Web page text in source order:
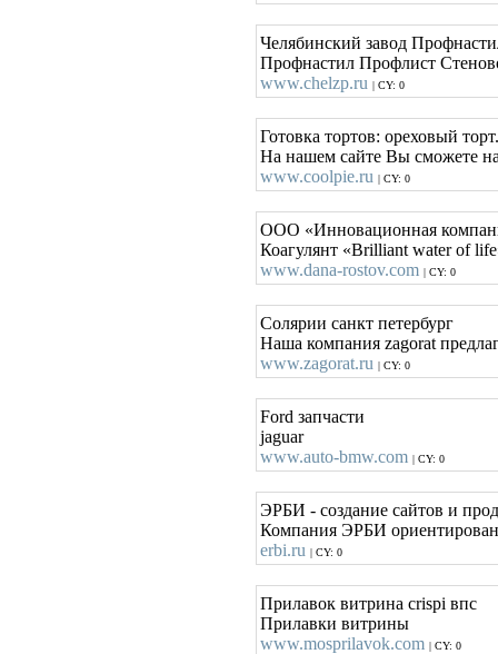
Челябинский завод
Профнастил Профлист
www.chelzp.ru | CY: 0
Готовка тортов: ореховый торт.
На нашем сайте Вы сможете
www.coolpie.ru | CY: 0
ООО «Инновационная
Коагулянт «Brilliant water of
www.dana-rostov.com | CY: 0
Солярии санкт петербург
Наша компания zagorat
www.zagorat.ru | CY: 0
Ford запчасти
jaguar
www.auto-bmw.com | CY: 0
ЭРБИ - создание сайтов и
Компания ЭРБИ
erbi.ru | CY: 0
Прилавок витрина crispi впс
Прилавки витрины
www.mosprilavok.com | CY: 0